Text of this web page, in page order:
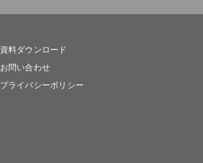
資料ダウンロード
お問い合わせ
プライバシーポリシー